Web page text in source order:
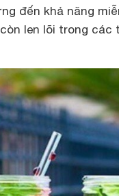
đến khả năng
len lõi trong